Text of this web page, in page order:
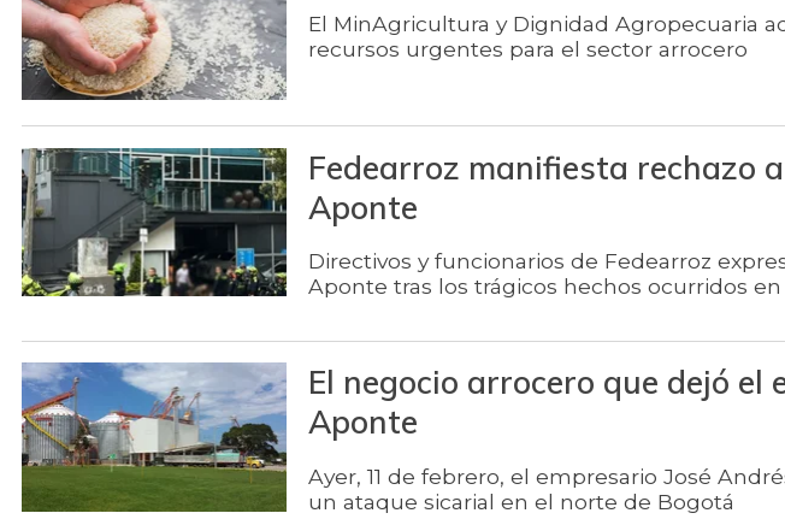
El MinAgricultura y Dignidad Agropecuaria
recursos urgentes para el sector arrocero
Fedearroz manifiesta rechazo
Aponte
Directivos y funcionarios de Fedearroz
Aponte tras los trágicos hechos ocurridos
El negocio arrocero que dejó el
Aponte
Ayer, 11 de febrero, el empresario José
un ataque sicarial en el norte de Bogotá